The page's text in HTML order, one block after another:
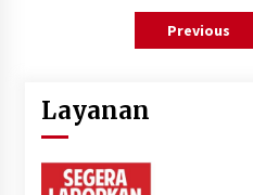
Previous
Layanan